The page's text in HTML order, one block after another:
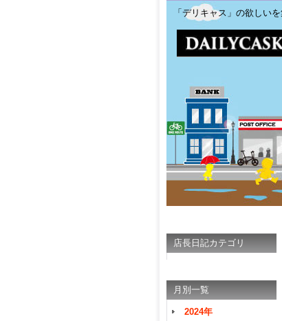
「デリキャス」の欲しい
店長日記カテゴリ
月別一覧
2024年